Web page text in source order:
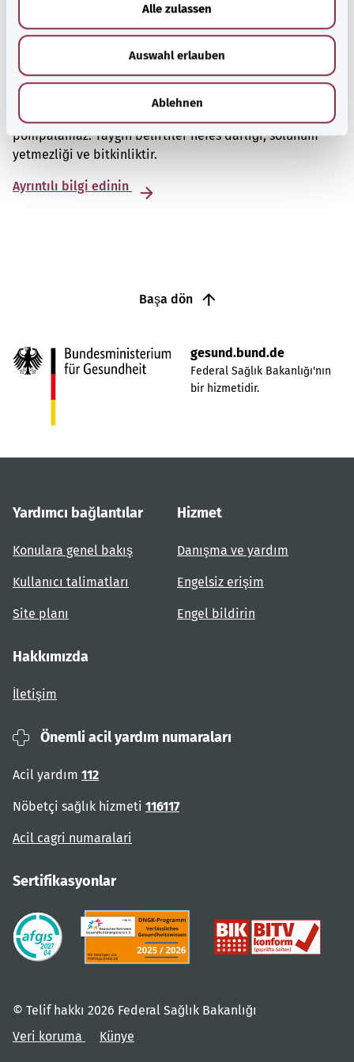
Alle zulassen
Auswahl erlauben
Ablehnen
Kalp yetmezliği
Kalp yetmezliğinde kalp vücuda yeterince kan
pompalamaz. Yaygın belirtiler nefes darlığı, solunum
yetmezliği ve bitkinliktir.
Ayrıntılı bilgi edinin
Başa dön
gesund.bund.de
Federal Sağlık Bakanlığı'nın
bir hizmetidir.
Yardımcı bağlantılar
Konulara genel bakış
Kullanıcı talimatları
Site planı
Hizmet
Danışma ve yardım
Engelsiz erişim
Engel bildirin
Hakkımızda
İletişim
Önemli acil yardım numaraları
Acil yardım 112
Nöbetçi sağlık hizmeti 116117
Acil cagri numaralari
Sertifikasyonlar
© Telif hakkı 2026 Federal Sağlık Bakanlığı
Veri koruma
Künye